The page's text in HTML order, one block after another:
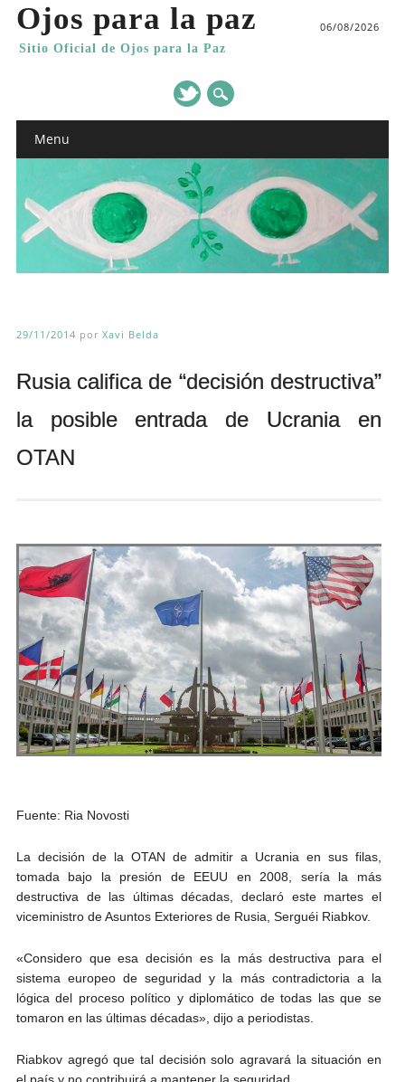
Ojos para la paz
Sitio Oficial de Ojos para la Paz
06/08/2026
Main menu
Menu
Andrés Vázquez de Sola
29/11/2014 por Xavi Belda
Rusia califica de “decisión destructiva”
la posible entrada de Ucrania en
OTAN
Fuente: Ria Novosti
La decisión de la OTAN de admitir a Ucrania en sus filas,
tomada bajo la presión de EEUU en 2008, sería la más
destructiva de las últimas décadas, declaró este martes el
viceministro de Asuntos Exteriores de Rusia, Serguéi Riabkov.
«Considero que esa decisión es la más destructiva para el
sistema europeo de seguridad y la más contradictoria a la
lógica del proceso político y diplomático de todas las que se
tomaron en las últimas décadas», dijo a periodistas.
Riabkov agregó que tal decisión solo agravará la situación en
el país y no contribuirá a mantener la seguridad.